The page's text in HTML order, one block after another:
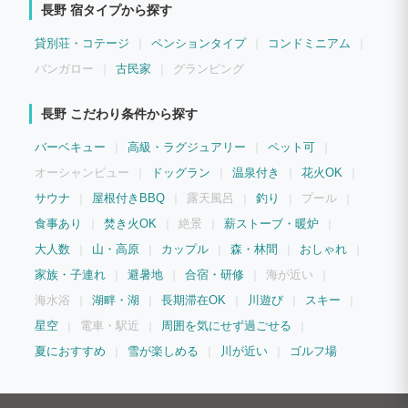
してください。
長野 宿タイプから探す
貸別荘・コテージ ペンションタイプ
コンドミニアム
バンガロー
古民家 グランピング
長野 こだわり条件から探す
バーベキュー 高級・ラグジュアリー
ペット可
オーシャンビュー
ドッグラン 温泉付き
花火OK
サウナ
屋根付きBBQ 露天風呂 釣り
プール
食事あり
焚き火OK 絶景
薪ストーブ・暖炉
大人数
山・高原 カップル 森・林間
おしゃれ
家族・子連れ
避暑地 合宿・研修
海が近い
海水浴
湖畔・湖 長期滞在OK 川遊び
スキー
星空
電車・駅近
周囲を気にせず過ごせる
夏におすすめ
雪が楽しめる 川が近い ゴルフ場